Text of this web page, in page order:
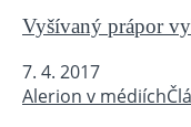
Vyšívaný prápor
7. 4. 2017
Alerion v médiích